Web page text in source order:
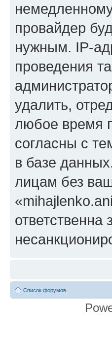
провайдер
нужным. IP-
проведения
удалить,
любое время
согласны с
в базе
лицам без
ответственна
Список форумов